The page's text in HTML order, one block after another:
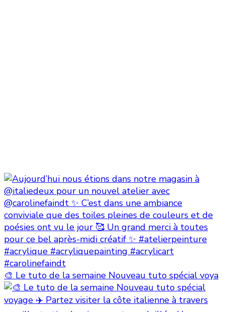
🎨 Le tuto de la semaine Nouveau tuto spécial voya